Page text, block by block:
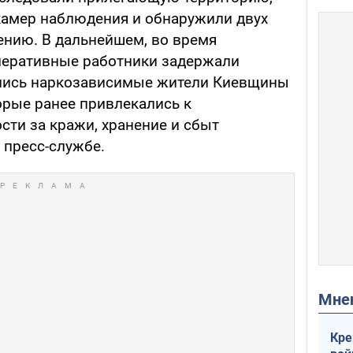
наблюдения и обнаружили двух
В дальнейшем, во время
работники задержали
наркозависимые жители Киевщины
ранее привлекались к
за кражи, хранение и сбыт
службе.